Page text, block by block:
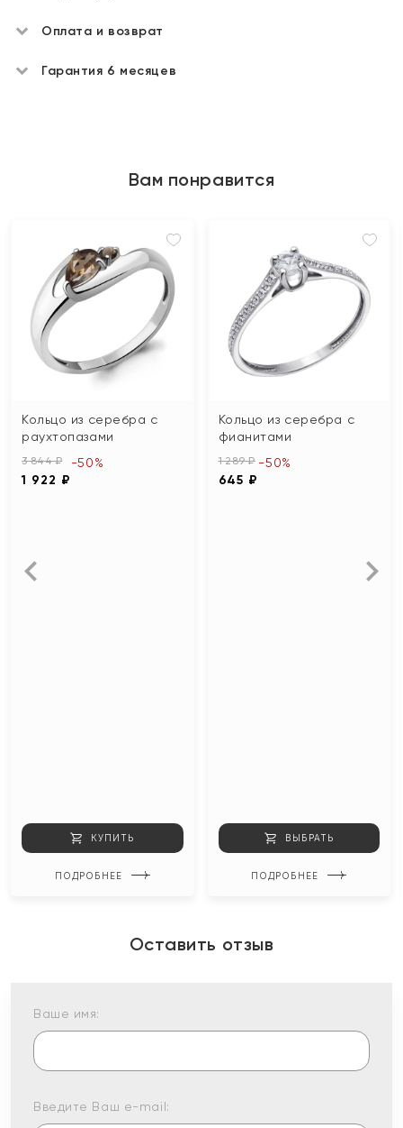
Оплата и возврат
Гарантия 6 месяцев
Вам понравится
Кольцо из серебра с
раухтопазами
3 844 ₽
1 922 ₽
-50%
КУПИТЬ
ПОДРОБНЕЕ
Кольцо из серебра с
фианитами
1 289 ₽
645 ₽
-50%
ВЫБРАТЬ
ПОДРОБНЕЕ
Оставить отзыв
Ваше имя:
Введите Ваш e-mail: